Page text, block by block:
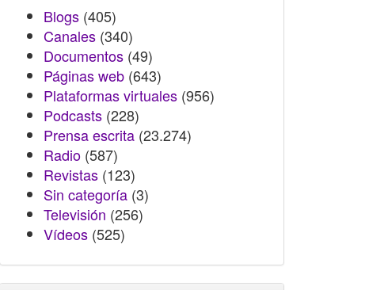
Blogs (405)
Canales (340)
Documentos (49)
Páginas web (643)
Plataformas virtuales (956)
Podcasts (228)
Prensa escrita (23.274)
Radio (587)
Revistas (123)
Sin categoría (3)
Televisión (256)
Vídeos (525)